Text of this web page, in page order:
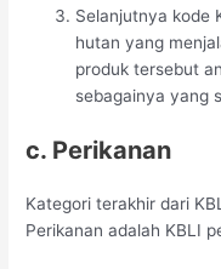
Selanjutnya kode
hutan yang
produk tersebut
sebagainya yang
c. Perikanan
Kategori terakhir dari
Perikanan adalah KBLI